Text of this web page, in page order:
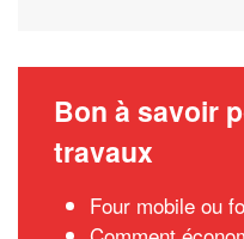
Bon à savoir
travaux
Four mobile ou